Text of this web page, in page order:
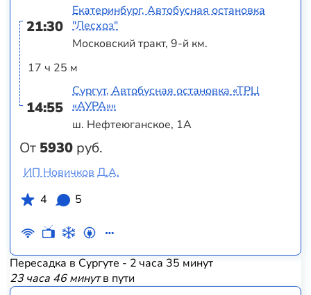
21:30
17 ч 25 м
14:55
От 5930 руб.
Екатеринбург, Автобусная остановка
"Лесхоз"
Московский тракт, 9-й км.
Сургут, Автобусная остановка «ТРЦ
«АУРА»»
ш. Нефтеюганское, 1А
ИП Новичков Д.А.
4
5
Пересадка в Сургуте - 2 часа 35 минут
23 часа 46 минутв пути